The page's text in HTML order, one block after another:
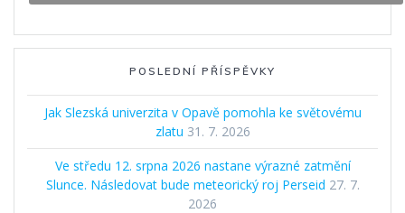
POSLEDNÍ PŘÍSPĚVKY
Jak Slezská univerzita v Opavě pomohla ke světovému
zlatu 31. 7. 2026
Ve středu 12. srpna 2026 nastane výrazné zatmění
Slunce. Následovat bude meteorický roj Perseid 27. 7.
2026